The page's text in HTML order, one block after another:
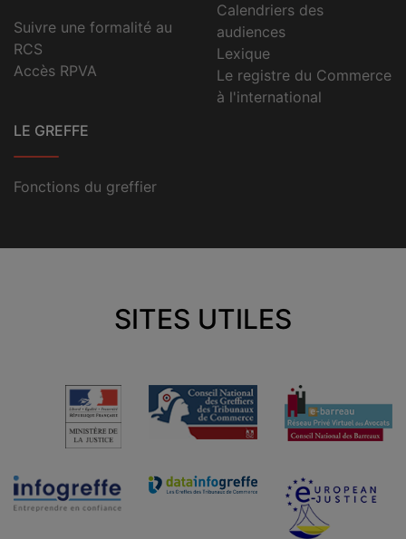
Suivre une formalité au
RCS
Accès RPVA
Calendriers des
audiences
Lexique
Le registre du Commerce
à l'international
LE GREFFE
Fonctions du greffier
SITES UTILES